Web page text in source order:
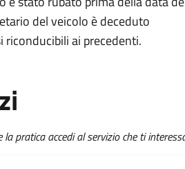
del veicolo è deceduto
riconducibili ai precedenti.
la pratica accedi al servizio che ti